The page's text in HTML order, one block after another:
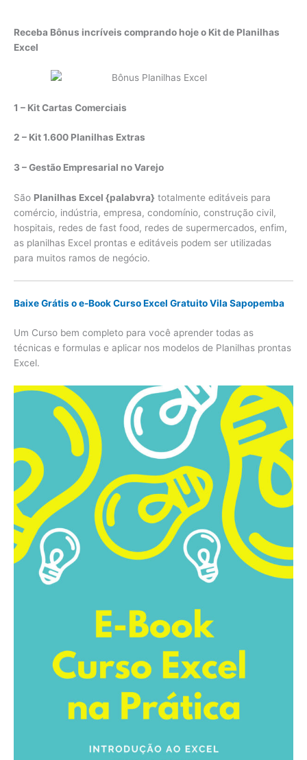
Receba Bônus incríveis comprando hoje o Kit de Planilhas
Excel
1 – Kit Cartas Comerciais
2 – Kit 1.600 Planilhas Extras
3 – Gestão Empresarial no Varejo
São Planilhas Excel {palabvra} totalmente editáveis para
comércio, indústria, empresa, condomínio, construção civil,
hospitais, redes de fast food, redes de supermercados, enfim,
as planilhas Excel prontas e editáveis podem ser utilizadas
para muitos ramos de negócio.
Baixe Grátis o e-Book Curso Excel Gratuito Vila Sapopemba
Um Curso bem completo para você aprender todas as
técnicas e formulas e aplicar nos modelos de Planilhas prontas
Excel.